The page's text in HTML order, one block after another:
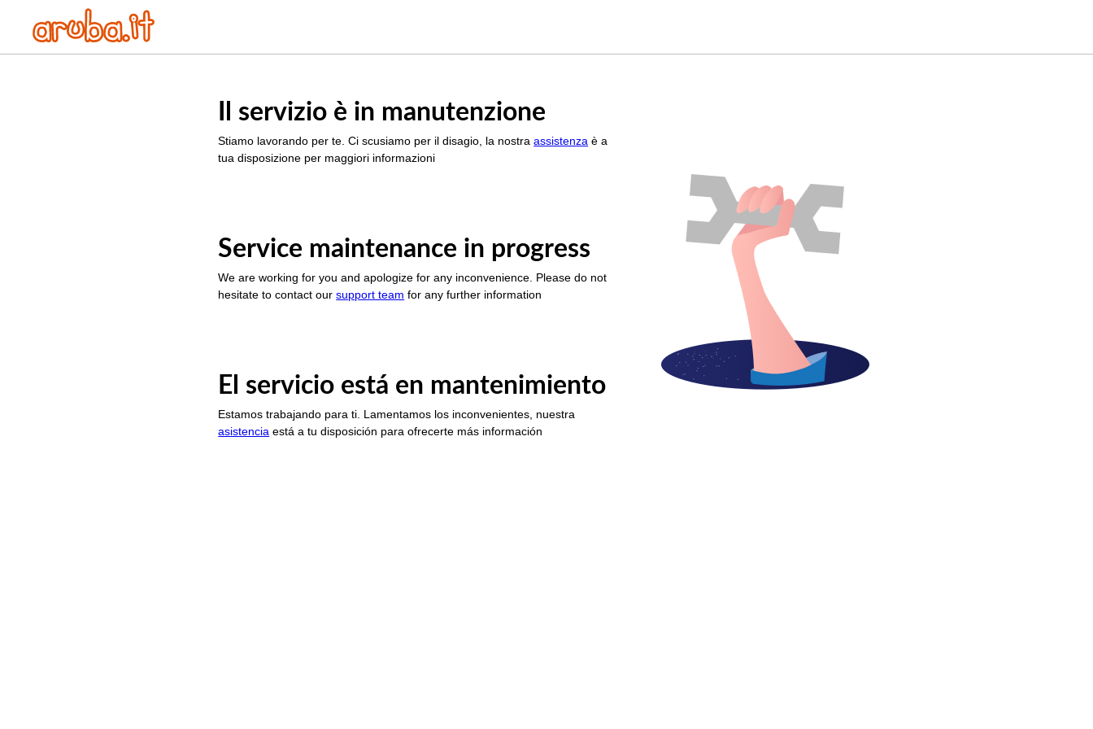
Il servizio è in manutenzione
Stiamo lavorando per te. Ci scusiamo per il disagio, la nostraassistenza è a
tua disposizione per maggiori informazioni
Service maintenance in progress
We are working for you and apologize for any inconvenience. Please do not
hesitate to contact oursupport team for any further information
El servicio está en mantenimiento
Estamos trabajando para ti. Lamentamos los inconvenientes, nuestra
asistencia está a tu disposición para ofrecerte más información